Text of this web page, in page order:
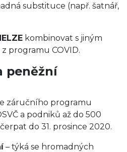
substituce (např. šatnář,
kombinovat s jiným
programu COVID.
peněžní
záručního programu
a podniků až do 500
do 31. prosince 2020.
– týká se hromadných